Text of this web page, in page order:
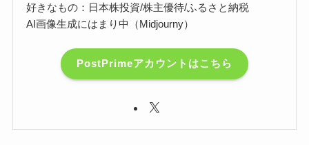
好きなもの：日本株投資/株主優待/ふるさと納税
AI画像生成にはまり中（Midjourny）
PostPrimeアカウントはこちら